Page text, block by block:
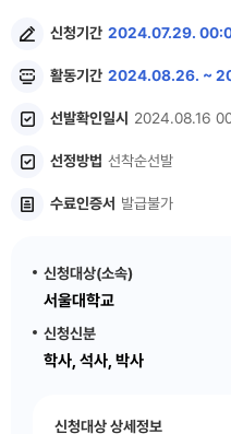
신청기간 2024.07.29.
활동기간 2024.08.26. ~
선발확인일시 2024.08.16
선정방법 선착순선발
수료인증서 발급불가
신청대상(소속)
서울대학교
신청신분
학사, 석사, 박사
신청대상 상세정보